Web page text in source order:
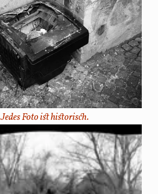
Jedes Foto ist historisch.